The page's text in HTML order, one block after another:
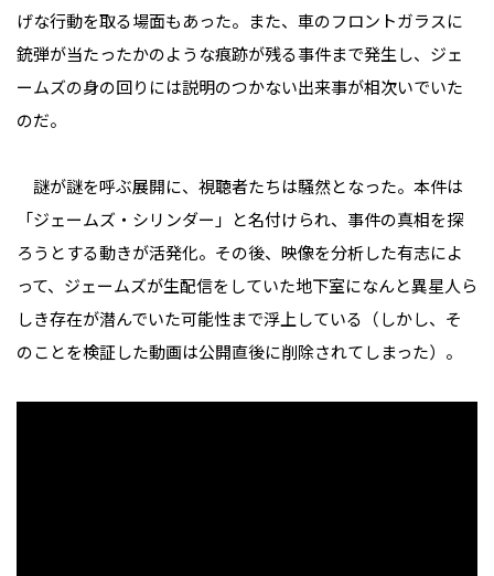
げな行動を取る場面もあった。また、車のフロントガラスに
銃弾が当たったかのような痕跡が残る事件まで発生し、ジェ
ームズの身の回りには説明のつかない出来事が相次いでいた
のだ。
謎が謎を呼ぶ展開に、視聴者たちは騒然となった。本件は
「ジェームズ・シリンダー」と名付けられ、事件の真相を探
ろうとする動きが活発化。その後、映像を分析した有志によ
って、ジェームズが生配信をしていた地下室になんと異星人ら
しき存在が潜んでいた可能性まで浮上している（しかし、そ
のことを検証した動画は公開直後に削除されてしまった）。